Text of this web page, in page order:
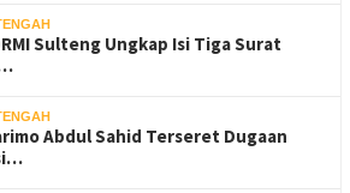
Sulteng Ungkap Isi Tiga Surat
Abdul Sahid Terseret Dugaan